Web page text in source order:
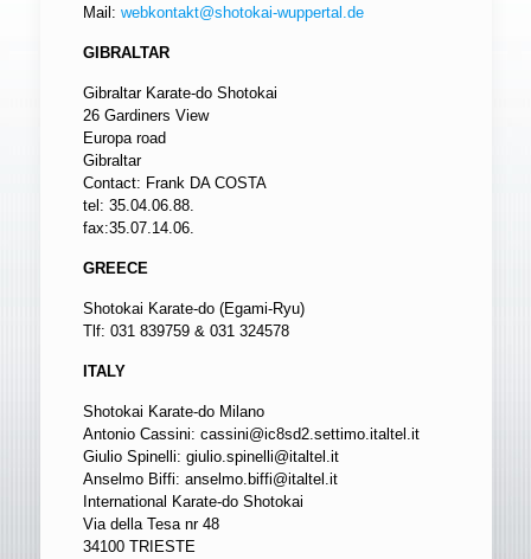
Mail: webkontakt@shotokai-wuppertal.de
GIBRALTAR
Gibraltar Karate-do Shotokai
26 Gardiners View
Europa road
Gibraltar
Contact: Frank DA COSTA
tel: 35.04.06.88.
fax:35.07.14.06.
GREECE
Shotokai Karate-do (Egami-Ryu)
Tlf: 031 839759 & 031 324578
ITALY
Shotokai Karate-do Milano
Antonio Cassini: cassini@ic8sd2.settimo.italtel.it
Giulio Spinelli: giulio.spinelli@italtel.it
Anselmo Biffi: anselmo.biffi@italtel.it
International Karate-do Shotokai
Via della Tesa nr 48
34100 TRIESTE